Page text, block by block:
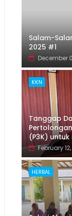
Salam-
2025 #1
December
KKN
Tanggap
(P3K)
February
HERBAL